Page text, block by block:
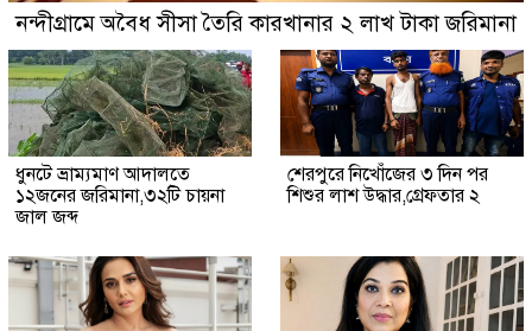
নন্দীগ্রামে অবৈধ সীসা তৈরি কারখানার ২ লাখ টাকা জরিমানা
ধুনটে ভ্রাম্যমাণ আদালতে
১২জনের জরিমানা,৩২টি চায়না
জাল জব্দ
শেরপুরে নিখোঁজের ৩ দিন পর
শিশুর লাশ উদ্ধার,গ্রেফতার ২